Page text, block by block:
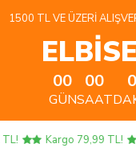
1500 TL VE ÜZERI
00
GÜN
00
SAAT
Kargo 79,99 TL!